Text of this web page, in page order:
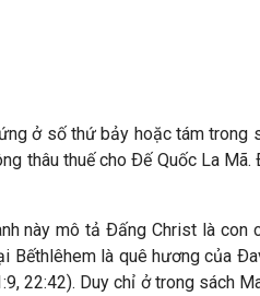
ở số thứ bảy hoặc tám
thâu thuế cho Ðế Quốc La
này mô tả Ðấng Christ là
là quê hương của
22:42). Duy chỉ ở trong sách